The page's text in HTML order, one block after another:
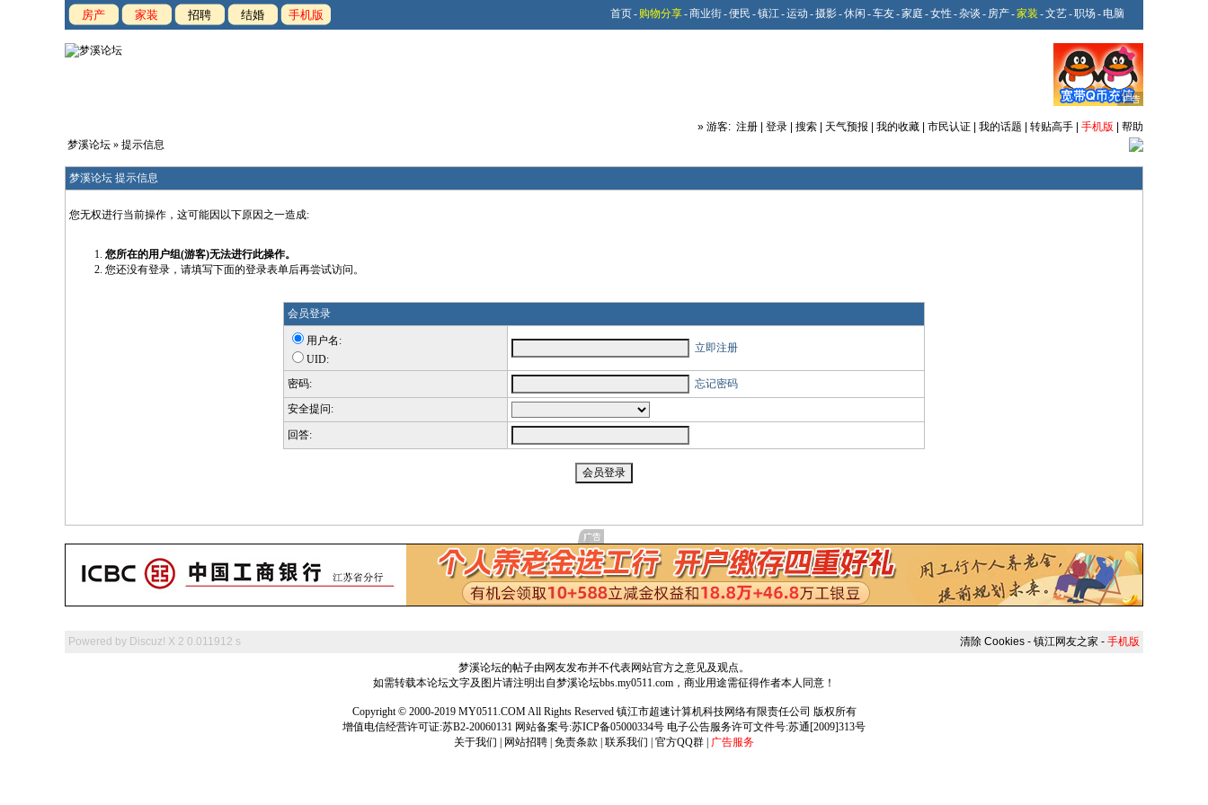
房产 家装 招聘 结婚 手机版 首页- 购物分享-商业街-便民 -镇江-运动 -摄影-休闲 -车友-家庭 -女性 -杂谈 - 房产-家装 -文艺-职场 - 电脑
» 游客: 注册 登录 搜索 天气预报 我的收藏 市民认证 我的话题 转贴高手 手机版
帮助
梦溪论坛 » 提示信息
梦溪论坛 提示信息
您无权进行当前操作，这可能因以下原因之一造成:
您所在的用户组(游客)无法进行此操作。
您还没有登录，请填写下面的登录表单后再尝试访问。
会员登录
用户名:
UID:
立即注册
密码:
忘记密码
安全提问:
回答:
Powered by Discuz! X 2 0.011912 s 清除 Cookies - 镇江网友之家 - 手机版
梦溪论坛的帖子由网友发布并不代表网站官方之意见及观点。
如需转载本论坛文字及图片请注明出自梦溪论坛bbs.my0511.com，商业用途需征得作者本人同意！
Copyright © 2000-2019 MY0511.COM All Rights Reserved 镇江市超速计算机科技网络有限责任公司 版权所有
增值电信经营许可证:苏B2-20060131 网站备案号:苏ICP备05000334号 电子公告服务许可文件号:苏通[2009]313号
关于我们
网站招聘 免责条款 联系我们 官方QQ群 广告服务